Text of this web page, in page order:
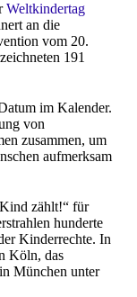
Weltkindertag
an die
vom 20.
191
im Kalender.
von
zusammen, um
aufmerksam
zählt!“ für
hunderte
Kinderrechte. In
Köln, das
München unter